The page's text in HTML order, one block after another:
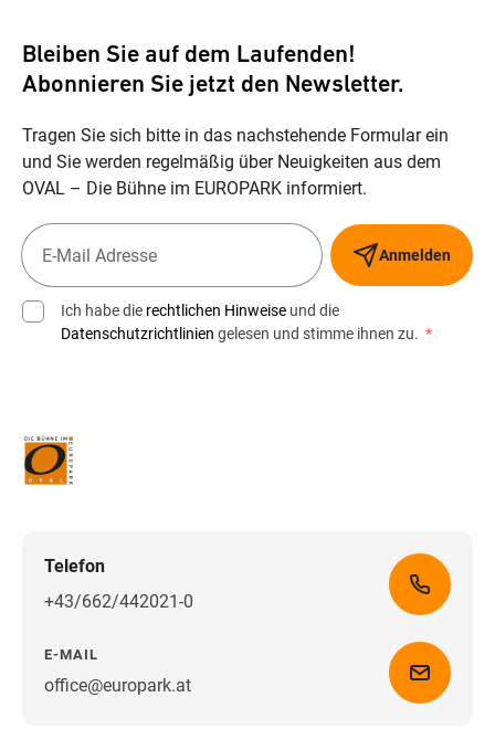
Bleiben Sie auf dem Laufenden!
Abonnieren Sie jetzt den Newsletter.
Tragen Sie sich bitte in das nachstehende Formular ein
und Sie werden regelmäßig über Neuigkeiten aus dem
OVAL – Die Bühne im EUROPARK informiert.
Anmelden
Ich habe die rechtlichen Hinweise und die
Datenschutzrichtlinien gelesen und stimme ihnen zu. *
Telefon
+43/662/442021-0
E-MAIL
office@europark.atWegbeschreibung erhalten